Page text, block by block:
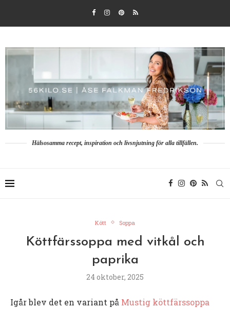
Hälsosamma recept, inspiration och livsnjutning för alla tillfällen.
Kött Soppa
Köttfärssoppa med vitkål och
paprika
24 oktober, 2025
Igår blev det en variant på Mustig köttfärssoppa